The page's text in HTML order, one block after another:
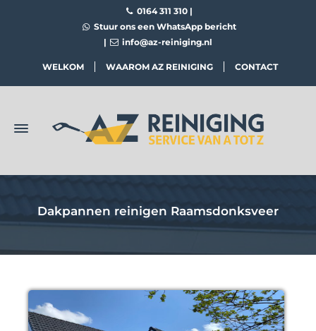
0164 311 310 |
Stuur ons een WhatsApp bericht
|
info@az-reiniging.nl
WELKOM WAAROM AZ REINIGING CONTACT
Dakpannen reinigen Raamsdonksveer